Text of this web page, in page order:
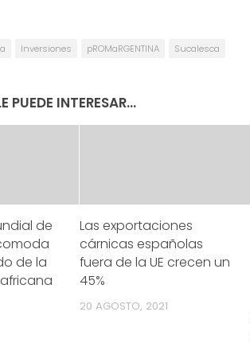
Inversiones pROMaRGENTINA Sucalesca
PUEDE INTERESAR...
de
de la
Las exportaciones
cárnicas españolas
fuera de la UE crecen un
45%
20 AGOSTO, 2021